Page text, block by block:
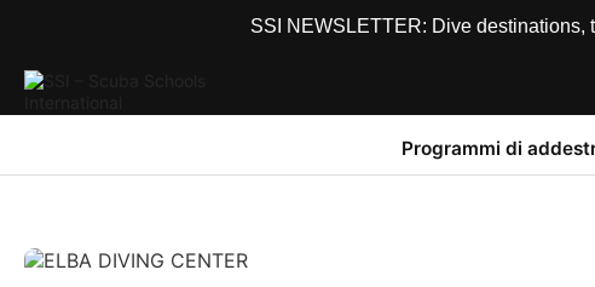
SSI NEWSLETTER: Dive
Programmi di